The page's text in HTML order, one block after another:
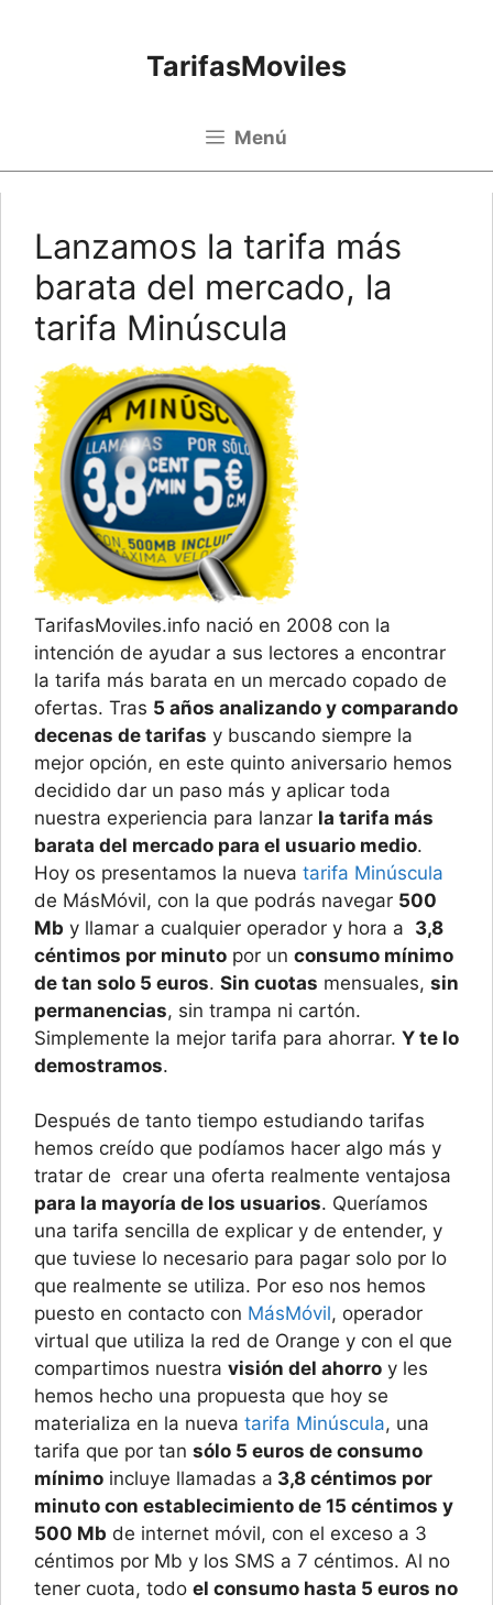
TarifasMoviles
Menú
Lanzamos la tarifa más
barata del mercado, la
tarifa Minúscula
TarifasMoviles.info nació en 2008 con la
intención de ayudar a sus lectores a encontrar
la tarifa más barata en un mercado copado de
ofertas. Tras 5 años analizando y comparando
decenas de tarifas y buscando siempre la
mejor opción, en este quinto aniversario hemos
decidido dar un paso más y aplicar toda
nuestra experiencia para lanzar la tarifa más
barata del mercado para el usuario medio.
Hoy os presentamos la nueva tarifa Minúscula
de MásMóvil, con la que podrás navegar 500
Mb y llamar a cualquier operador y hora a 3,8
céntimos por minuto por un consumo mínimo
de tan solo 5 euros. Sin cuotas mensuales, sin
permanencias, sin trampa ni cartón.
Simplemente la mejor tarifa para ahorrar. Y te lo
demostramos.
Después de tanto tiempo estudiando tarifas
hemos creído que podíamos hacer algo más y
tratar de crear una oferta realmente ventajosa
para la mayoría de los usuarios. Queríamos
una tarifa sencilla de explicar y de entender, y
que tuviese lo necesario para pagar solo por lo
que realmente se utiliza. Por eso nos hemos
puesto en contacto con MásMóvil, operador
virtual que utiliza la red de Orange y con el que
compartimos nuestra visión del ahorro y les
hemos hecho una propuesta que hoy se
materializa en la nueva tarifa Minúscula, una
tarifa que por tan sólo 5 euros de consumo
mínimo incluye llamadas a 3,8 céntimos por
minuto con establecimiento de 15 céntimos y
500 Mb de internet móvil, con el exceso a 3
céntimos por Mb y los SMS a 7 céntimos. Al no
tener cuota, todo el consumo hasta 5 euros no